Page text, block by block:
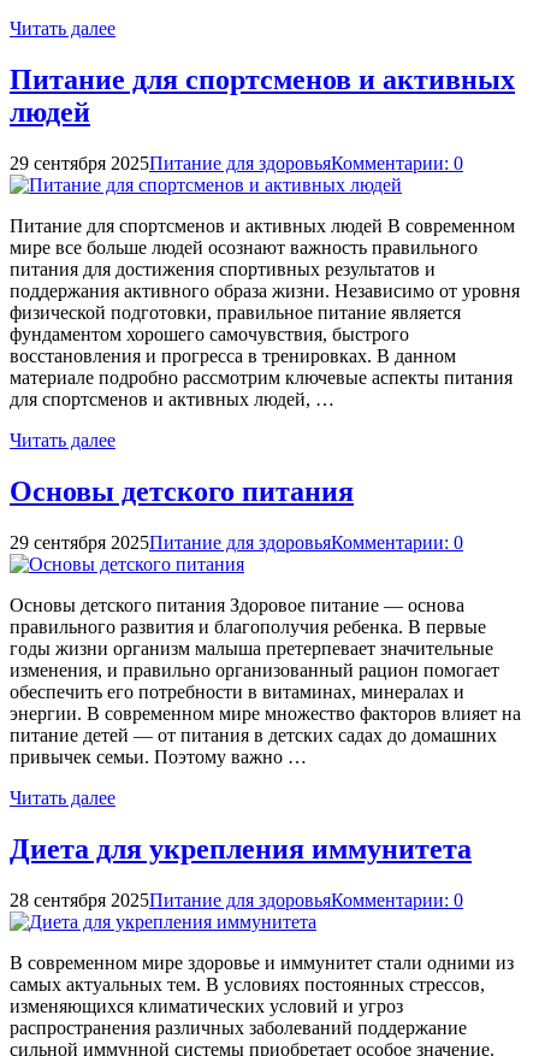
Читать далее
Питание для спортсменов и активных
людей
29 сентября 2025Питание для здоровьяКомментарии: 0
Питание для спортсменов и активных людей В современном
мире все больше людей осознают важность правильного
питания для достижения спортивных результатов и
поддержания активного образа жизни. Независимо от уровня
физической подготовки, правильное питание является
фундаментом хорошего самочувствия, быстрого
восстановления и прогресса в тренировках. В данном
материале подробно рассмотрим ключевые аспекты питания
для спортсменов и активных людей, …
Читать далее
Основы детского питания
29 сентября 2025Питание для здоровьяКомментарии: 0
Основы детского питания Здоровое питание — основа
правильного развития и благополучия ребенка. В первые
годы жизни организм малыша претерпевает значительные
изменения, и правильно организованный рацион помогает
обеспечить его потребности в витаминах, минералах и
энергии. В современном мире множество факторов влияет на
питание детей — от питания в детских садах до домашних
привычек семьи. Поэтому важно …
Читать далее
Диета для укрепления иммунитета
28 сентября 2025Питание для здоровьяКомментарии: 0
В современном мире здоровье и иммунитет стали одними из
самых актуальных тем. В условиях постоянных стрессов,
изменяющихся климатических условий и угроз
распространения различных заболеваний поддержание
сильной иммунной системы приобретает особое значение.